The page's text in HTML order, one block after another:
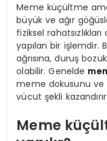
Meme küçültme
büyük ve ağır
fiziksel
yapılan bir işlemdir.
ağrısına, duruş
olabilir. Genelde
meme dokusunu ve
vücut şekli kazandırır.
Meme